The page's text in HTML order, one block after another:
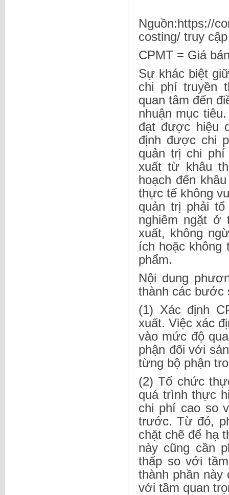
Nguồn:https://
costing/ truy
CPMT = Giá
Sự khác biệt
chi phí truyền
quan tâm đến
nhuận mục
đạt được hiệu
định được chi
quản trị chi
xuất từ khâu
hoạch đến
thực tế không
quản trị phải
nghiêm ngặt ở
xuất, không
ích hoặc không
phẩm.
Nội dung
thành các bước
(1) Xác định
xuất. Việc xác
vào mức độ
phận đối với
từng bộ phận
(2) Tổ chức
quá trình thực
chi phí cao so
trước. Từ đó,
chặt chẽ để hạ
này cũng cần
thấp so với
thành phần
với tầm quan